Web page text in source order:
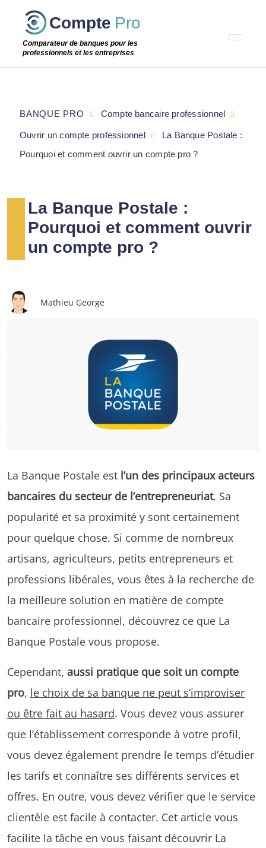
Passer
étape
Compte Pro
Comparateur de banques pour les
professionnels et les entreprises
La Banque Postale :
Pourquoi et comment ouvrir
un compte pro ?
Mathieu George
La Banque Postale est l’un des principaux acteurs
bancaires du secteur de l’entrepreneuriat. Sa
popularité et sa proximité y sont certainement
pour quelque chose. Si comme de nombreux
artisans, agriculteurs, petits entrepreneurs et
professions libérales, vous êtes à la recherche de
la meilleure solution en matière de compte
bancaire professionnel, découvrez ce que La
Banque Postale vous propose.
Cependant, aussi pratique que soit un compte
pro, le choix de sa banque ne peut s’improviser
ou être fait au hasard. Vous devez vous assurer
que l’établissement corresponde à votre profil,
vous devez également prendre le temps d’étudier
les tarifs et connaître ses différents services et
offres. En outre, vous devez vérifier que le service
clientèle est facile à contacter. Cet article vous
facilite la tâche en vous faisant découvrir La
BANQUE PRO Compte bancaire professionnel
Ouvrir un compte professionnel
La Banque Postale :
Pourquoi et comment ouvrir un compte pro ?